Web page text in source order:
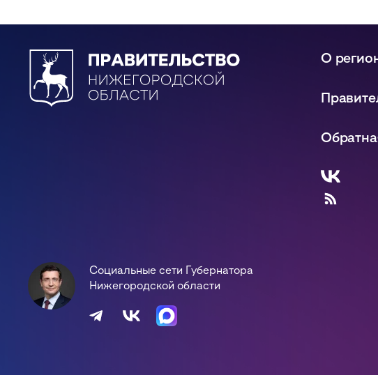
О
Социальные сети Губернатора
Нижегородской области